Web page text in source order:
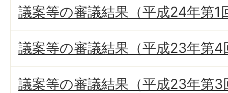
議案等の審議結果（平成24年第1
議案等の審議結果（平成23年第4
議案等の審議結果（平成23年第3